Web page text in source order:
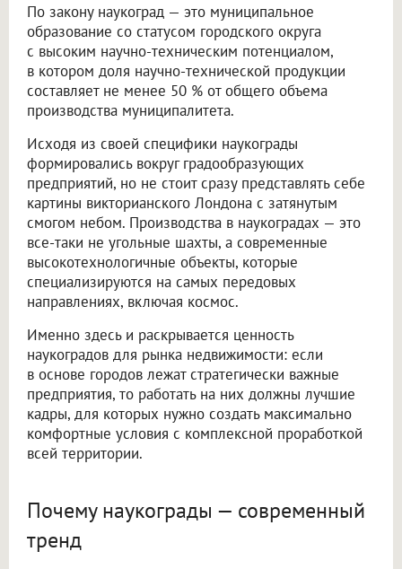
По закону наукоград — это муниципальное
образование со статусом городского округа
с высоким научно-техническим потенциалом,
в котором доля научно-технической продукции
составляет не менее 50 % от общего объема
производства муниципалитета.
Исходя из своей специфики наукограды
формировались вокруг градообразующих
предприятий, но не стоит сразу представлять себе
картины викторианского Лондона с затянутым
смогом небом. Производства в наукоградах — это
все-таки не угольные шахты, а современные
высокотехнологичные объекты, которые
специализируются на самых передовых
направлениях, включая космос.
Именно здесь и раскрывается ценность
наукоградов для рынка недвижимости: если
в основе городов лежат стратегически важные
предприятия, то работать на них должны лучшие
кадры, для которых нужно создать максимально
комфортные условия с комплексной проработкой
всей территории.
Почему наукограды — современный
тренд